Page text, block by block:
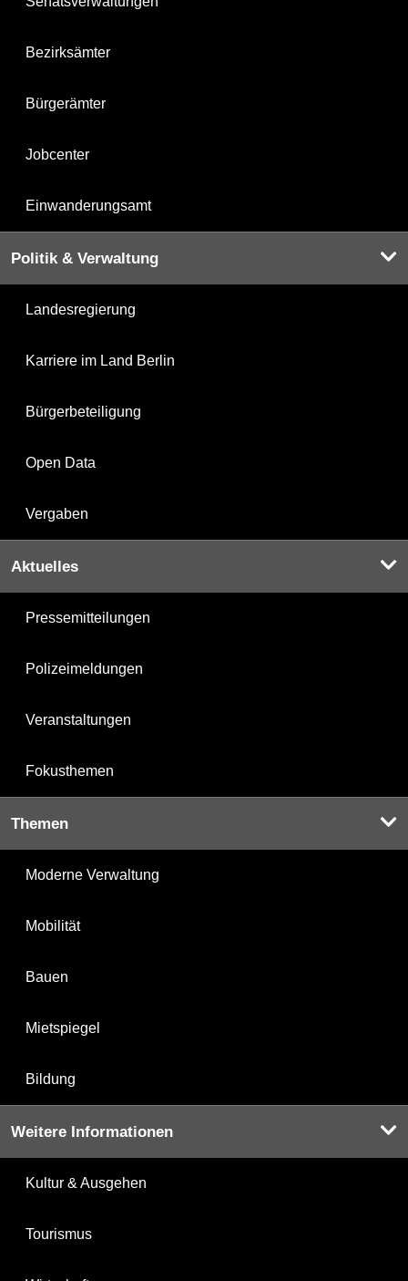
Bezirksämter
Bürgerämter
Jobcenter
Einwanderungsamt
Politik & Verwaltung
Landesregierung
Karriere im Land Berlin
Bürgerbeteiligung
Open Data
Vergaben
Aktuelles
Pressemitteilungen
Polizeimeldungen
Veranstaltungen
Fokusthemen
Themen
Moderne Verwaltung
Mobilität
Bauen
Mietspiegel
Bildung
Weitere Informationen
Kultur & Ausgehen
Tourismus